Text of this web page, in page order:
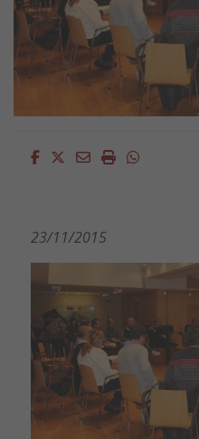
Facebook
Twitter
EmailImprimirWhatsapp
23/11/2015